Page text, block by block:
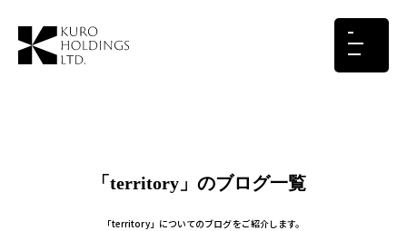
「territory」のブログ一覧
「territory」についてのブログをご紹介します。